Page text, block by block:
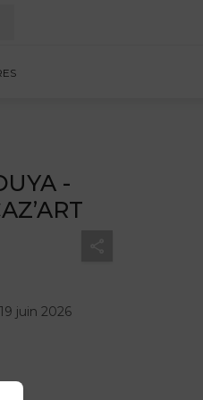
-
juin 2026